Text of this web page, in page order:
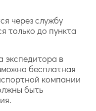
через службу
только до пункта
экспедитора в
бесплатная
компании
быть